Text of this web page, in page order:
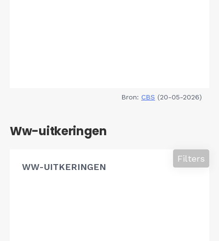
Bron: CBS (20-05-2026)
Ww-uitkeringen
WW-UITKERINGEN
Filters